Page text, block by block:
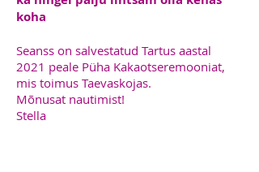
koha
Seanss on salvestatud Tartus aastal
2021 peale Püha Kakaotseremooniat,
mis toimus Taevaskojas.
Mõnusat nautimist!
Stella